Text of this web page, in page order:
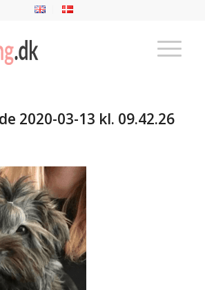
2020-03-13 kl. 09.42.26